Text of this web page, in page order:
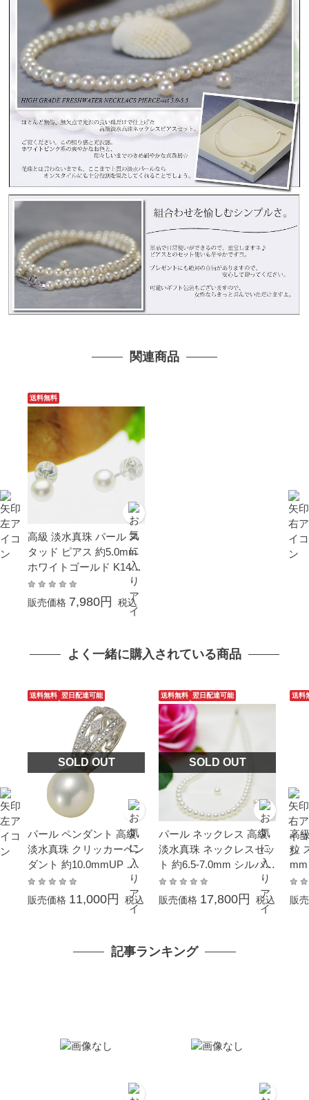
関連商品
送料無料
高級 淡水真珠 パール ス
タッド ピアス 約5.0mm
ホワイトゴールド K14W
G
販売価格 7,980円 税込
よく一緒に購入されている商品
送料無料 翌日配達可能
SOLD OUT
パール ペンダント 高級
淡水真珠 クリッカーペン
ダント 約10.0mmUP シ
ルバー SV ニアラウンド
結婚式 冠婚葬祭 成人式
卒業 入園 入学式 母の日
ュアル 普段使い 金属ア
販売価格 11,000円 税込
送料無料 翌日配達可能
SOLD OUT
パール ネックレス 高級
淡水真珠 ネックレスセッ
ト 約6.5-7.0mm シルバー
SV フォーマル 結婚式 冠
婚葬祭 成人式 卒業 入園
入学式 母の日 プレゼン
販売価格 17,800円 税込
送料
高
粒
ク
販
記事ランキング